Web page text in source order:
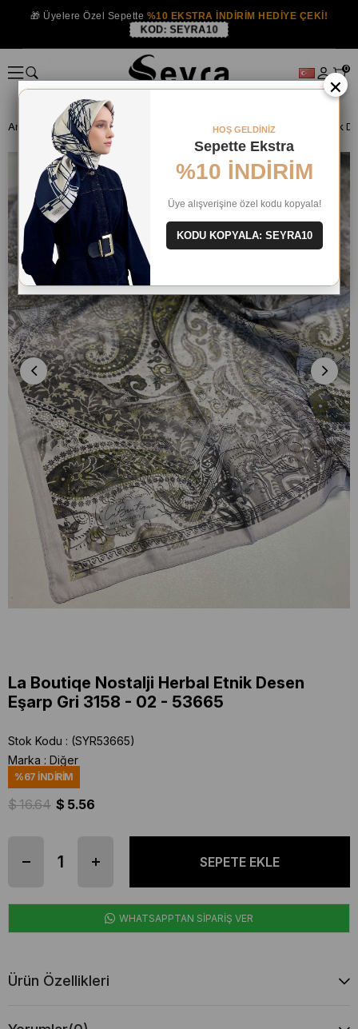
🎁 Üyelere Özel Sepette %10 EKSTRA İNDİRİM HEDİYE ÇEKİ!
KOD: SEYRA10
0
Anasayfa EŞARP İndirimli Eşarp
La Boutiqe Nostalji Herbal Etnik Desen
Eşarp Gri 3158 - 02 - 53665
Stok Kodu
(SYR53665)
Marka : Diğer
%67 İNDIRIM
$ 16.64 $ 5.56
WHATSAPPTAN SİPARİŞ VER
Ürün Özellikleri
×
HOŞ GELDİNİZ
Sepette Ekstra
%10 İNDİRİM
Üye alışverişine özel kodu kopyala!
KODU KOPYALA: SEYRA10